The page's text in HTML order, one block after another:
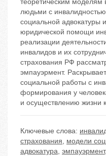
теоретическим моделям
людьми с
социальной адвокатуры
юридической помощи
реализации
инвалидов и их
страхования РФ
эмпауэрмент.
социальной работы с
формирования у
и осуществлению жизни
Ключевые слова:
страхования, модели
адвокатура, эмпауэрмент,